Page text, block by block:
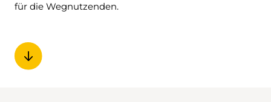
für die Wegnutzenden.